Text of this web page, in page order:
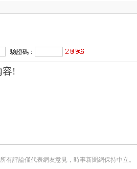
驗證碼：
所有評論僅代表網友意見，時事新聞網保持中立。